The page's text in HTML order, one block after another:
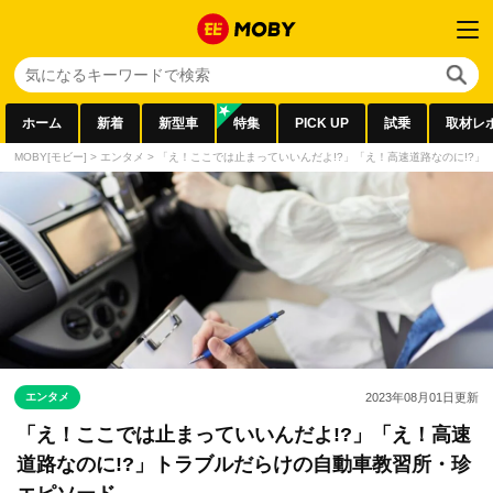
ホーム 新着 新型車 特集 PICK UP 試乗 取材レ
MOBY[モビー] > エンタメ > 「え！ここでは止まっていいんだよ!?」「え！高速道路なのに!?
エンタメ 2023年08月01日更新
「え！ここでは止まっていいんだよ!?」「え！高速
道路なのに!?」トラブルだらけの自動車教習所・珍